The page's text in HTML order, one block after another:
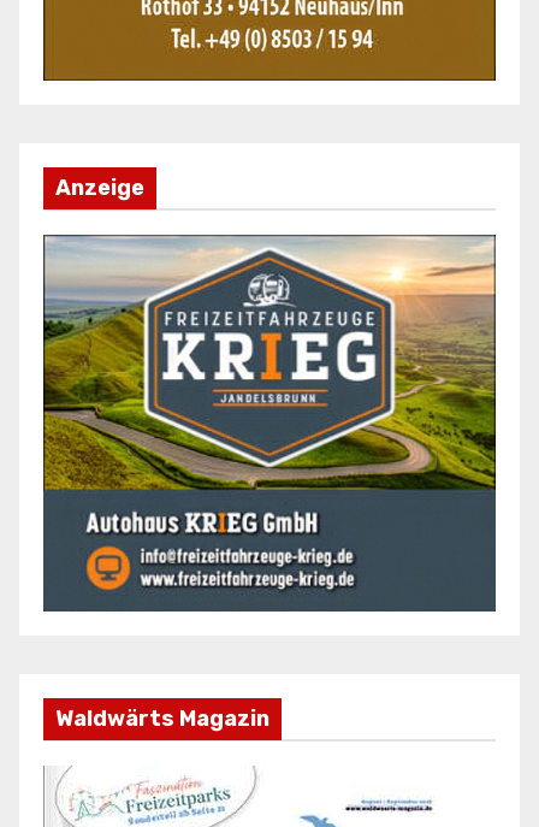
Anzeige
Waldwärts Magazin